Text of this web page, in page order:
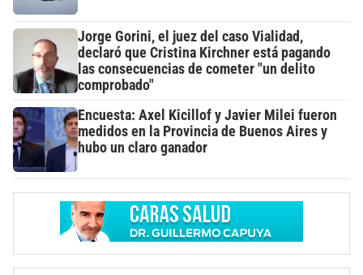
Jorge Gorini, el juez del caso Vialidad,
declaró que Cristina Kirchner está pagando
las consecuencias de cometer "un delito
comprobado"
Encuesta: Axel Kicillof y Javier Milei fueron
medidos en la Provincia de Buenos Aires y
hubo un claro ganador